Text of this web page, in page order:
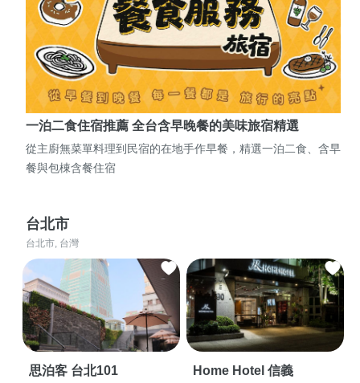
一泊二食住宿推薦 全台含早晚餐的美味旅宿精選
從主廚無菜單料理到民宿的在地手作早餐，精選一泊二食、含早
餐與包棟含餐住宿
台北市
台北市, 台灣
思泊客 台北101 Home Hotel 信義